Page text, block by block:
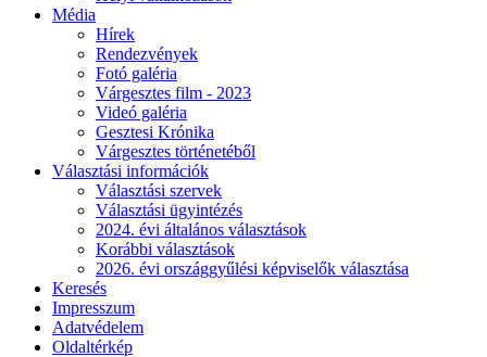
Média
Hírek
Rendezvények
Fotó galéria
Várgesztes film - 2023
Videó galéria
Gesztesi Krónika
Várgesztes történetéből
Választási információk
Választási szervek
Választási ügyintézés
2024. évi általános választások
Korábbi választások
2026. évi országgyűlési képviselők választása
Keresés
Impresszum
Adatvédelem
Oldaltérkép